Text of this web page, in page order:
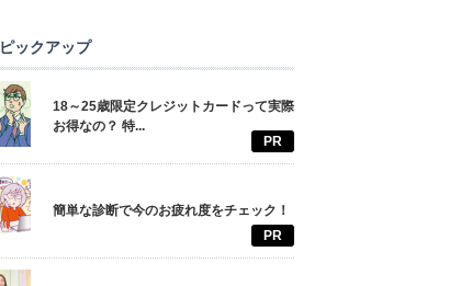
ピックアップ
18～25歳限定クレジットカードって実際
お得なの？ 特...
PR
簡単な診断で今のお疲れ度をチェック！
PR